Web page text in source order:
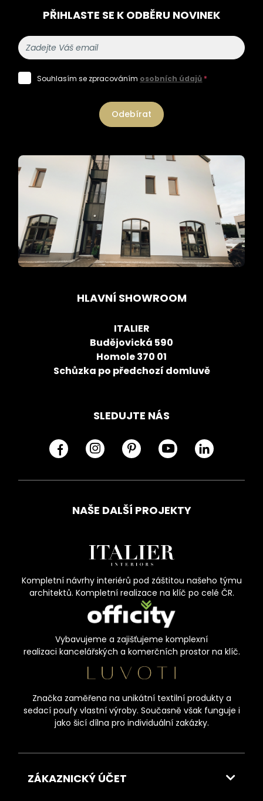
PŘIHLASTE SE K ODBĚRU NOVINEK
Souhlasím se zpracováním osobních údajů *
Odebírat
HLAVNÍ SHOWROOM
ITALIER
Budějovická 590
Homole 370 01
Schůzka po předchozí domluvě
SLEDUJTE NÁS
NAŠE DALŠÍ PROJEKTY
Kompletní návrhy interiérů pod záštitou našeho týmu
architektů. Kompletní realizace na klíč po celé ČR.
Vybavujeme a zajišťujeme komplexní
realizaci kancelářských a komerčních prostor na klíč.
Značka zaměřena na unikátní textilní produkty a
sedací poufy vlastní výroby. Současně však funguje i
jako šicí dílna pro individuální zakázky.
ZÁKAZNICKÝ ÚČET